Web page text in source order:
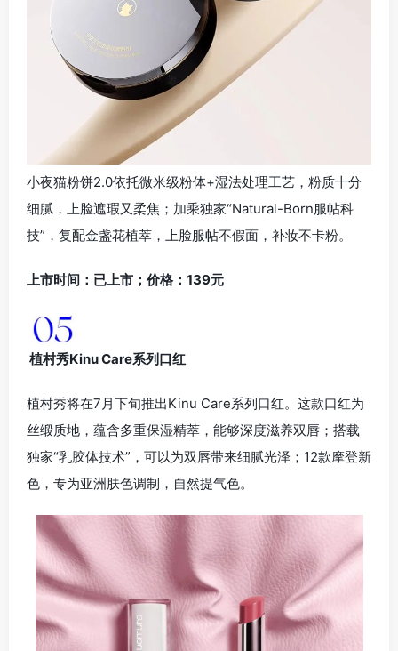
小夜猫粉饼2.0依托微米级粉体+湿法处理工艺，粉质十分
细腻，上脸遮瑕又柔焦；加乘独家“Natural-Born服帖科
技”，复配金盏花植萃，上脸服帖不假面，补妆不卡粉。
上市时间：已上市；价格：139元
植村秀Kinu Care系列口红
植村秀将在7月下旬推出Kinu Care系列口红。这款口红为
丝缎质地，蕴含多重保湿精萃，能够深度滋养双唇；搭载
独家“乳胶体技术”，可以为双唇带来细腻光泽；12款摩登新
色，专为亚洲肤色调制，自然提气色。